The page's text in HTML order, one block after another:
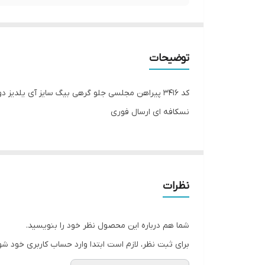
توضیحات
نسکافه ای ارسال فوری
نظرات
شما هم درباره این محصول نظر خود را بنویسید.
برای ثبت نظر، لازم است ابتدا وارد حساب کاربری خود